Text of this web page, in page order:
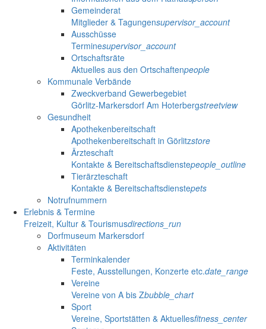
Gemeinderat
Mitglieder & Tagungensupervisor_account
Ausschüsse
Terminesupervisor_account
Ortschaftsräte
Aktuelles aus den Ortschaftenpeople
Kommunale Verbände
Zweckverband Gewerbegebiet
Görlitz-Markersdorf Am Hoterbergstreetview
Gesundheit
Apothekenbereitschaft
Apothekenbereitschaft in Görlitzstore
Ärzteschaft
Kontakte & Bereitschaftsdienstepeople_outline
Tierärzteschaft
Kontakte & Bereitschaftsdienstepets
Notrufnummern
Erlebnis & Termine
Freizeit, Kultur & Tourismusdirections_run
Dorfmuseum Markersdorf
Aktivitäten
Terminkalender
Feste, Ausstellungen, Konzerte etc.date_range
Vereine
Vereine von A bis Zbubble_chart
Sport
Vereine, Sportstätten & Aktuellesfitness_center